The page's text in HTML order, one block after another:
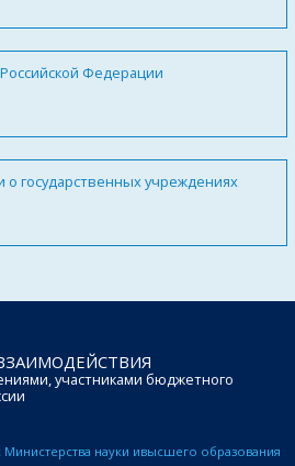
Федерации
государственных учреждениях
участниками бюджетного
науки ивысшего образования